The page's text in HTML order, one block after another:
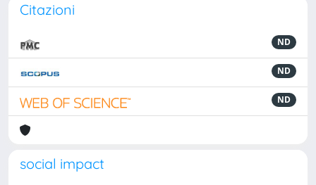
Citazioni
ND
ND
ND
social impact